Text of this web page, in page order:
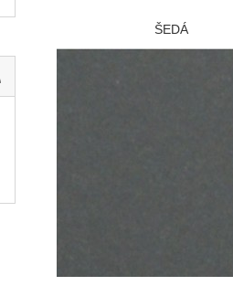
ŠEDÁ